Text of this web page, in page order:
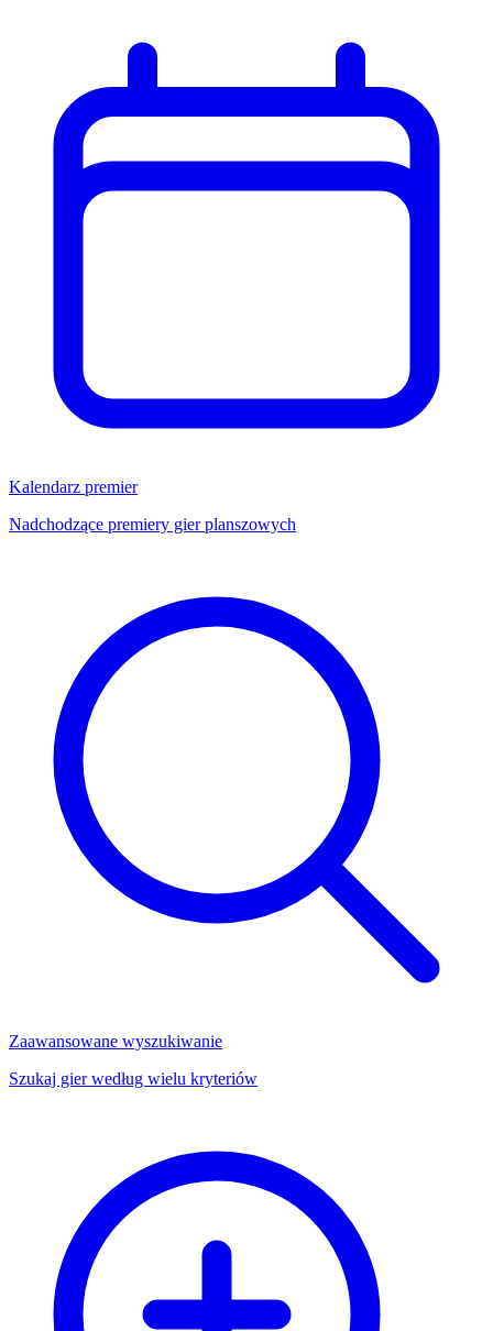
Kalendarz premier
Nadchodzące premiery gier planszowych
Zaawansowane wyszukiwanie
Szukaj gier według wielu kryteriów